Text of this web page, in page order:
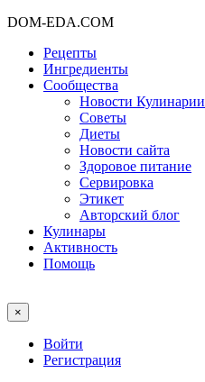
DOM-EDA.COM
Рецепты
Ингредиенты
Сообщества
Новости Кулинарии
Советы
Диеты
Новости сайта
Здоровое питание
Сервировка
Этикет
Авторский блог
Кулинары
Активность
Помощь
×
Войти
Регистрация